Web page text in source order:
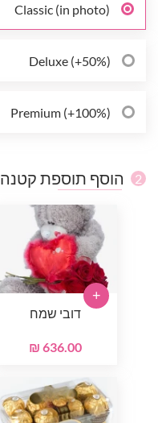
Classic (in photo)
Deluxe (+50%)
Premium (+100%)
2 הוסף תוספת קטנה
דובי שמח
636.00 ₪
+